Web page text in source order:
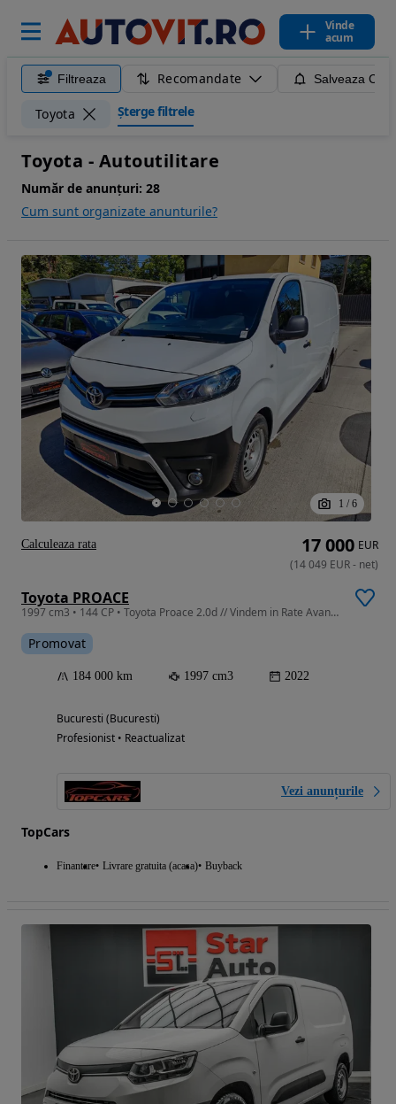
Vinde
acum
Filtreaza Recomandate Salveaza
Toyota Șterge filtrele
Toyota - Autoutilitare
Număr de anunțuri: 28
Cum sunt organizate anunturile?
1 / 6
Toyota PROACE
1997 cm3 • 144 CP • Toyota Proace 2.0d // Vindem in Rate Avans Zero cu Buletinul //
Promovat
184 000 km 1997 cm3 2022
Bucuresti (Bucuresti)
Profesionist • Reactualizat
Vezi anunțurile
TopCars
Finantare Livrare gratuita (acasa) Buyback
17 000 EUR
(14 049 EUR- net)
Calculeaza rata